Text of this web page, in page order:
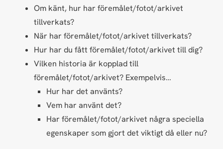
Om känt, hur har föremålet/fotot/arkivet
tillverkats?
När har föremålet/fotot/arkivet tillverkats?
Hur har du fått föremålet/fotot/arkivet till dig?
Vilken historia är kopplad till
föremålet/fotot/arkivet? Exempelvis…
Hur har det använts?
Vem har använt det?
Har föremålet/fotot/arkivet några speciella
egenskaper som gjort det viktigt då eller nu?